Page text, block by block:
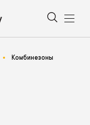
Комбинезоны